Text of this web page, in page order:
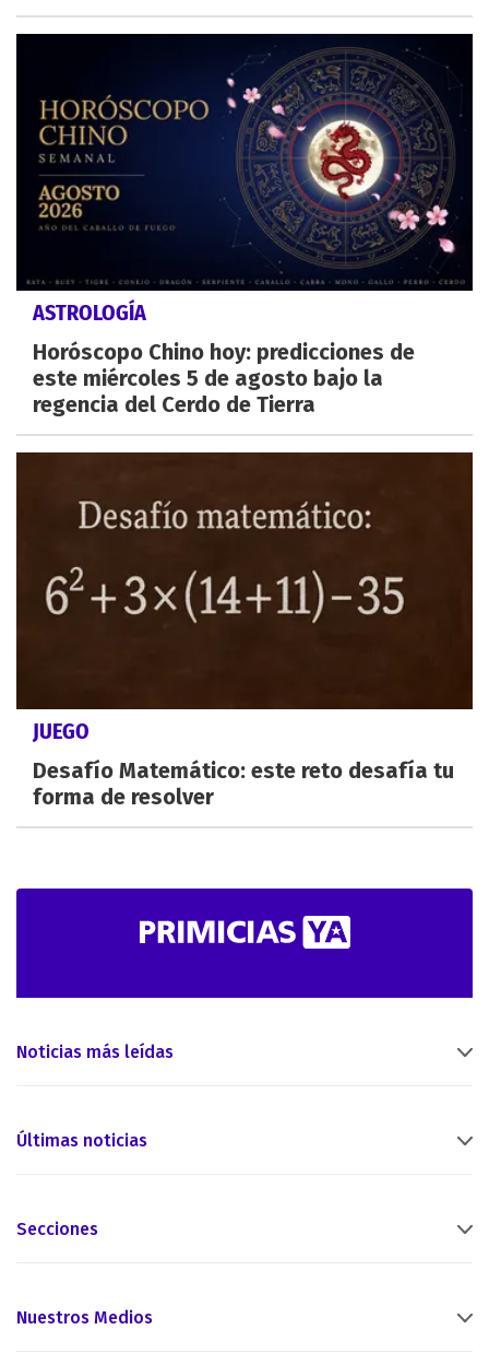
ASTROLOGÍA
Horóscopo Chino hoy: predicciones de
este miércoles 5 de agosto bajo la
regencia del Cerdo de Tierra
JUEGO
Desafío Matemático: este reto desafía tu
forma de resolver
Noticias más leídas
Últimas noticias
Secciones
Nuestros Medios